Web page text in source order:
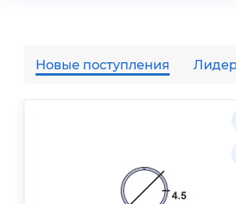
Новые поступления